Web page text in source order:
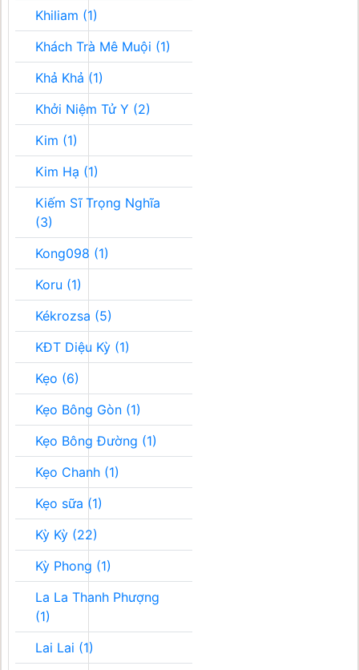
Khiliam (1)
Khách Trà Mê Muội (1)
Khả Khả (1)
Khởi Niệm Tử Y (2)
Kim (1)
Kim Hạ (1)
Kiếm Sĩ Trọng Nghĩa
(3)
Kong098 (1)
Koru (1)
Kékrozsa (5)
KĐT Diệu Kỳ (1)
Kẹo (6)
Kẹo Bông Gòn (1)
Kẹo Bông Đường (1)
Kẹo Chanh (1)
Kẹo sữa (1)
Kỳ Kỳ (22)
Kỳ Phong (1)
La La Thanh Phượng
(1)
Lai Lai (1)